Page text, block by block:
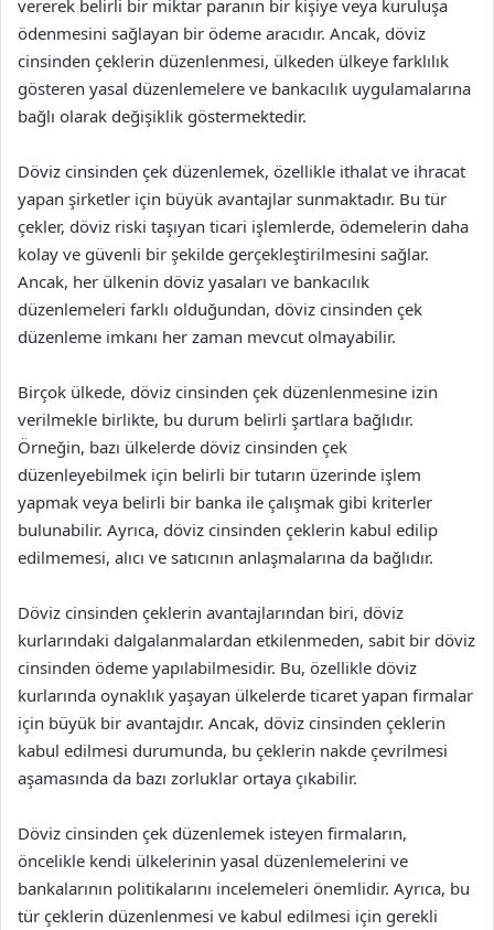
vererek belirli bir miktar paranın bir kişiye veya kuruluşa
ödenmesini sağlayan bir ödeme aracıdır. Ancak, döviz
cinsinden çeklerin düzenlenmesi, ülkeden ülkeye farklılık
gösteren yasal düzenlemelere ve bankacılık uygulamalarına
bağlı olarak değişiklik göstermektedir.
Döviz cinsinden çek düzenlemek, özellikle ithalat ve ihracat
yapan şirketler için büyük avantajlar sunmaktadır. Bu tür
çekler, döviz riski taşıyan ticari işlemlerde, ödemelerin daha
kolay ve güvenli bir şekilde gerçekleştirilmesini sağlar.
Ancak, her ülkenin döviz yasaları ve bankacılık
düzenlemeleri farklı olduğundan, döviz cinsinden çek
düzenleme imkanı her zaman mevcut olmayabilir.
Birçok ülkede, döviz cinsinden çek düzenlenmesine izin
verilmekle birlikte, bu durum belirli şartlara bağlıdır.
Örneğin, bazı ülkelerde döviz cinsinden çek
düzenleyebilmek için belirli bir tutarın üzerinde işlem
yapmak veya belirli bir banka ile çalışmak gibi kriterler
bulunabilir. Ayrıca, döviz cinsinden çeklerin kabul edilip
edilmemesi, alıcı ve satıcının anlaşmalarına da bağlıdır.
Döviz cinsinden çeklerin avantajlarından biri, döviz
kurlarındaki dalgalanmalardan etkilenmeden, sabit bir döviz
cinsinden ödeme yapılabilmesidir. Bu, özellikle döviz
kurlarında oynaklık yaşayan ülkelerde ticaret yapan firmalar
için büyük bir avantajdır. Ancak, döviz cinsinden çeklerin
kabul edilmesi durumunda, bu çeklerin nakde çevrilmesi
aşamasında da bazı zorluklar ortaya çıkabilir.
Döviz cinsinden çek düzenlemek isteyen firmaların,
öncelikle kendi ülkelerinin yasal düzenlemelerini ve
bankalarının politikalarını incelemeleri önemlidir. Ayrıca, bu
tür çeklerin düzenlenmesi ve kabul edilmesi için gerekli